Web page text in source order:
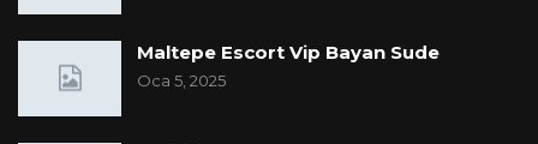
Maltepe Escort Vip Bayan Sude
Oca 5, 2025